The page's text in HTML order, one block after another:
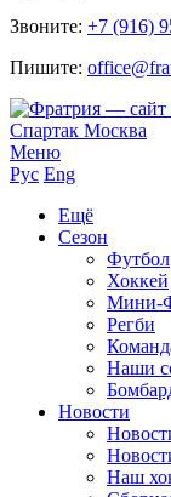
Звоните: +7 (916)
Пишите:
Меню
Рус Eng
Ещё
Сезон
Футбол
Хоккей
Мини-
Регби
Наши
Новости
Наш